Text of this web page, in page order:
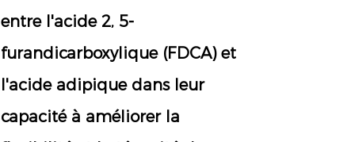
entre l'acide 2, 5-
furandicarboxylique (FDCA) et
l'acide adipique dans leur
capacité à améliorer la